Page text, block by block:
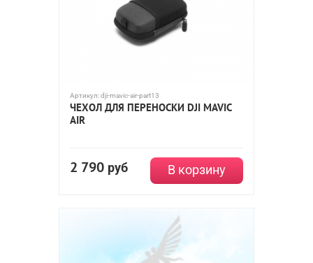
Артикул:dji-mavic-air-part13
ЧЕХОЛ ДЛЯ ПЕРЕНОСКИ DJI MAVIC
AIR
2 790 руб В корзину